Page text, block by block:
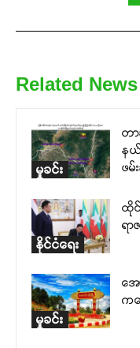
Related News
မှုခင်း
တာ
နယ်
ဖမ်
နိုင်ငံရေး
ထိုင်
ရာ
မှုခင်း
အ
ကလ